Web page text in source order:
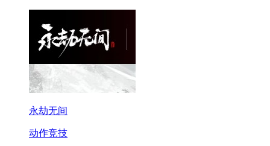
永劫无间
动作竞技